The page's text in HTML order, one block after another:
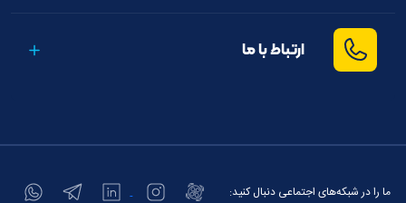
ارتباط با ما
ما را در شبکه‌های اجتماعی دنبال کنید: